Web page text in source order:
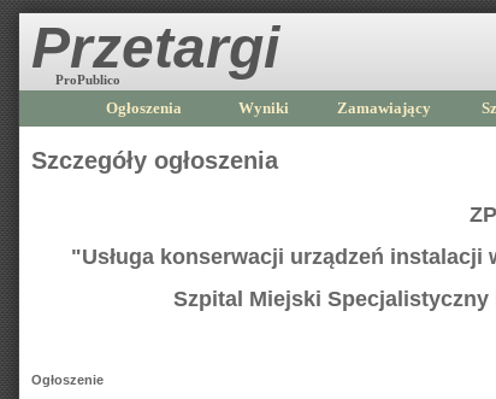
Przetargi
ProPublico
Ogłoszenia Wyniki Zamawiający
Szczegóły ogłoszenia
"Usługa konserwacji urządzeń
Szpital Miejski
Ogłoszenie